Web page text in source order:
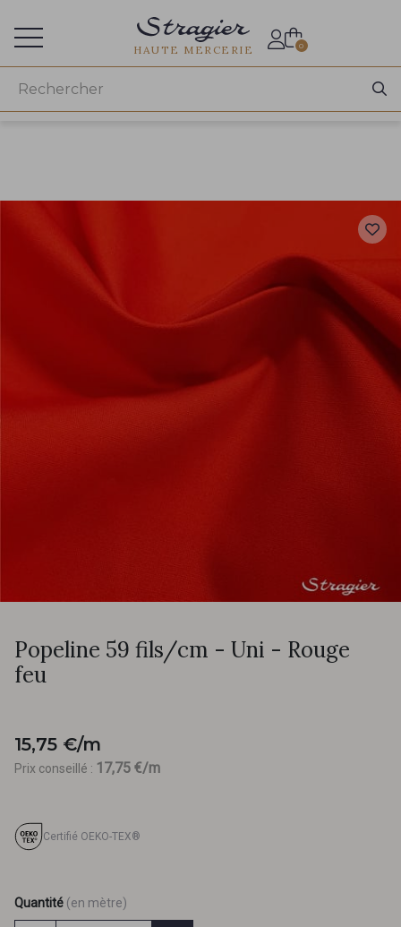
HAUTE MERCERIE 0
Popeline 59 fils/cm - Uni - Rouge
feu
15,75 €/m
Prix conseillé : 17,75 €/m
Certifié OEKO-TEX®
Quantité (en mètre)